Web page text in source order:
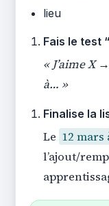
lieu
Fais le test
« J’aime X
à… »
Finalise la
Le 12 mars
l’ajout/